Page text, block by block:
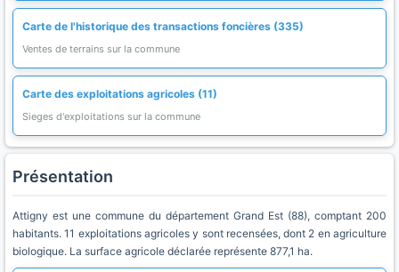
Carte de l'historique des transactions foncières (335)
Ventes de terrains sur la commune
Carte des exploitations agricoles (11)
Sieges d'exploitations sur la commune
Présentation
Attigny est une commune du département Grand Est (88), comptant 200
habitants. 11 exploitations agricoles y sont recensées, dont 2 en agriculture
biologique. La surface agricole déclarée représente 877,1 ha.